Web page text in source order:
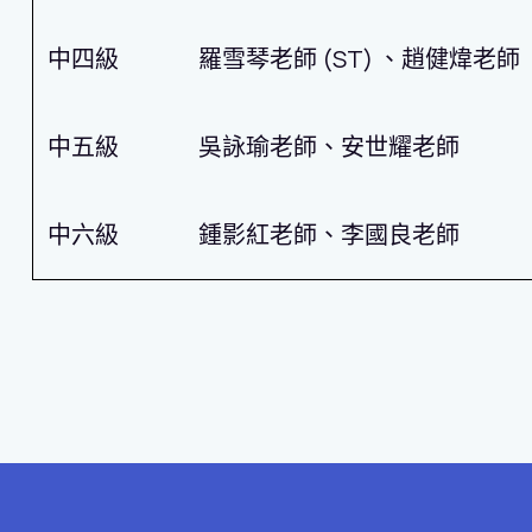
中四級 羅雪琴老師 (ST) 、趙健煒老師
中五級 吳詠瑜老師、安世耀老師
中六級 鍾影紅老師、李國良老師